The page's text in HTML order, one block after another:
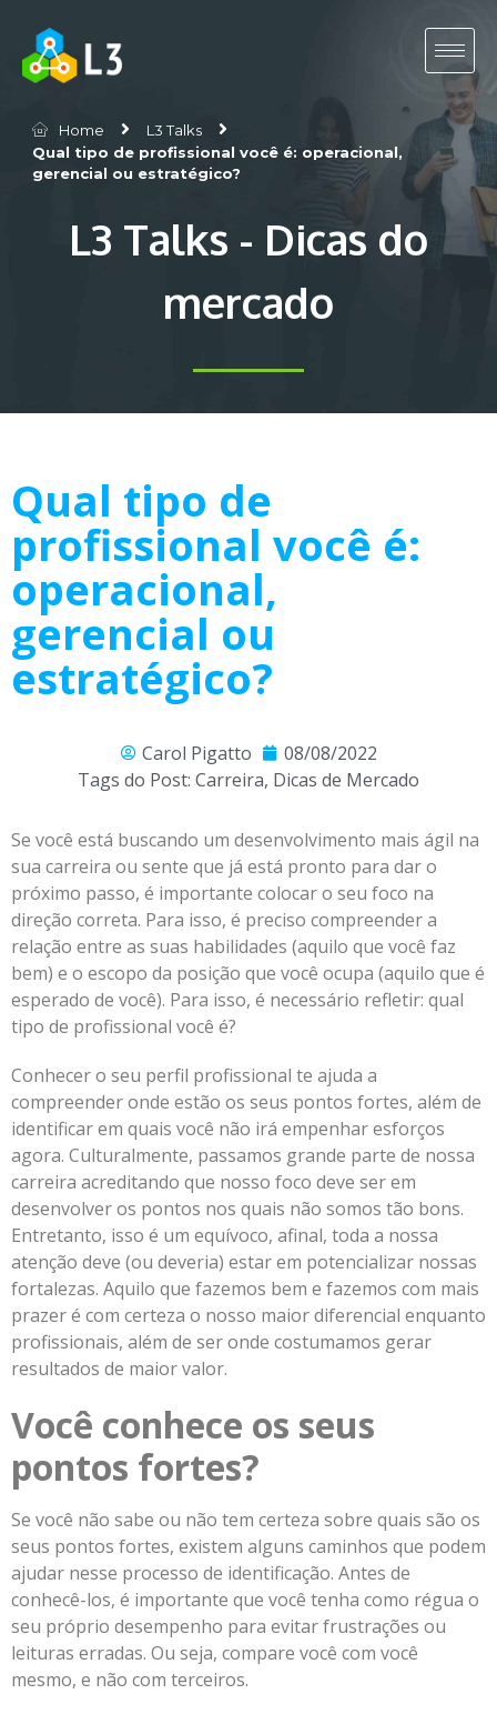
Home
L3 Talks
Qual tipo de profissional você é: operacional,
gerencial ou estratégico?
L3 Talks - Dicas do
mercado
Qual tipo de
profissional você é:
operacional,
gerencial ou
estratégico?
Carol Pigatto
08/08/2022
Tags do Post: Carreira, Dicas de Mercado
Se você está buscando um desenvolvimento mais ágil na
sua carreira ou sente que já está pronto para dar o
próximo passo, é importante colocar o seu foco na
direção correta. Para isso, é preciso compreender a
relação entre as suas habilidades (aquilo que você faz
bem) e o escopo da posição que você ocupa (aquilo que é
esperado de você). Para isso, é necessário refletir: qual
tipo de profissional você é?
Conhecer o seu perfil profissional te ajuda a
compreender onde estão os seus pontos fortes, além de
identificar em quais você não irá empenhar esforços
agora. Culturalmente, passamos grande parte de nossa
carreira acreditando que nosso foco deve ser em
desenvolver os pontos nos quais não somos tão bons.
Entretanto, isso é um equívoco, afinal, toda a nossa
atenção deve (ou deveria) estar em potencializar nossas
fortalezas. Aquilo que fazemos bem e fazemos com mais
prazer é com certeza o nosso maior diferencial enquanto
profissionais, além de ser onde costumamos gerar
resultados de maior valor.
Você conhece os seus
pontos fortes?
Se você não sabe ou não tem certeza sobre quais são os
seus pontos fortes, existem alguns caminhos que podem
ajudar nesse processo de identificação. Antes de
conhecê-los, é importante que você tenha como régua o
seu próprio desempenho para evitar frustrações ou
leituras erradas. Ou seja, compare você com você
mesmo, e não com terceiros.